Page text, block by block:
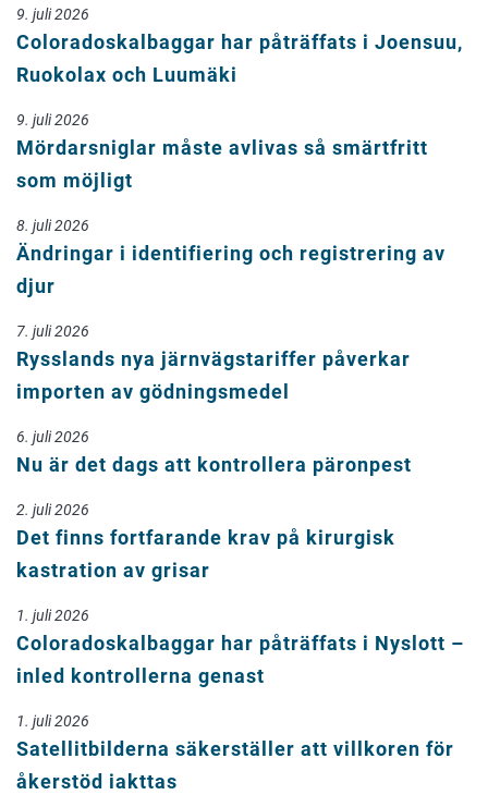
9. juli 2026
Coloradoskalbaggar har påträffats i Joensuu,
Ruokolax och Luumäki
9. juli 2026
Mördarsniglar måste avlivas så smärtfritt
som möjligt
8. juli 2026
Ändringar i identifiering och registrering av
djur
7. juli 2026
Rysslands nya järnvägstariffer påverkar
importen av gödningsmedel
6. juli 2026
Nu är det dags att kontrollera päronpest
2. juli 2026
Det finns fortfarande krav på kirurgisk
kastration av grisar
1. juli 2026
Coloradoskalbaggar har påträffats i Nyslott –
inled kontrollerna genast
1. juli 2026
Satellitbilderna säkerställer att villkoren för
åkerstöd iakttas